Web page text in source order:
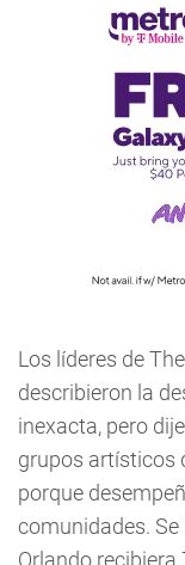
Los líderes de
describieron la
inexacta, pero
grupos artísticos
porque
comunidades.
Orlando recibiera